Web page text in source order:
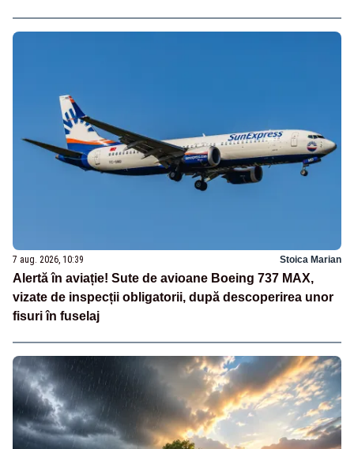
7 aug. 2026, 10:39 Stoica Marian
Alertă în aviație! Sute de avioane Boeing 737 MAX,
vizate de inspecții obligatorii, după descoperirea unor
fisuri în fuselaj